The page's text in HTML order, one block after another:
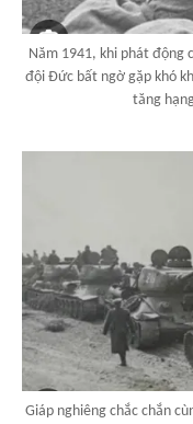
Năm 1941, khi phát động
đội Đức bất ngờ gặp khó
tăng
Giáp nghiêng chắc chắn